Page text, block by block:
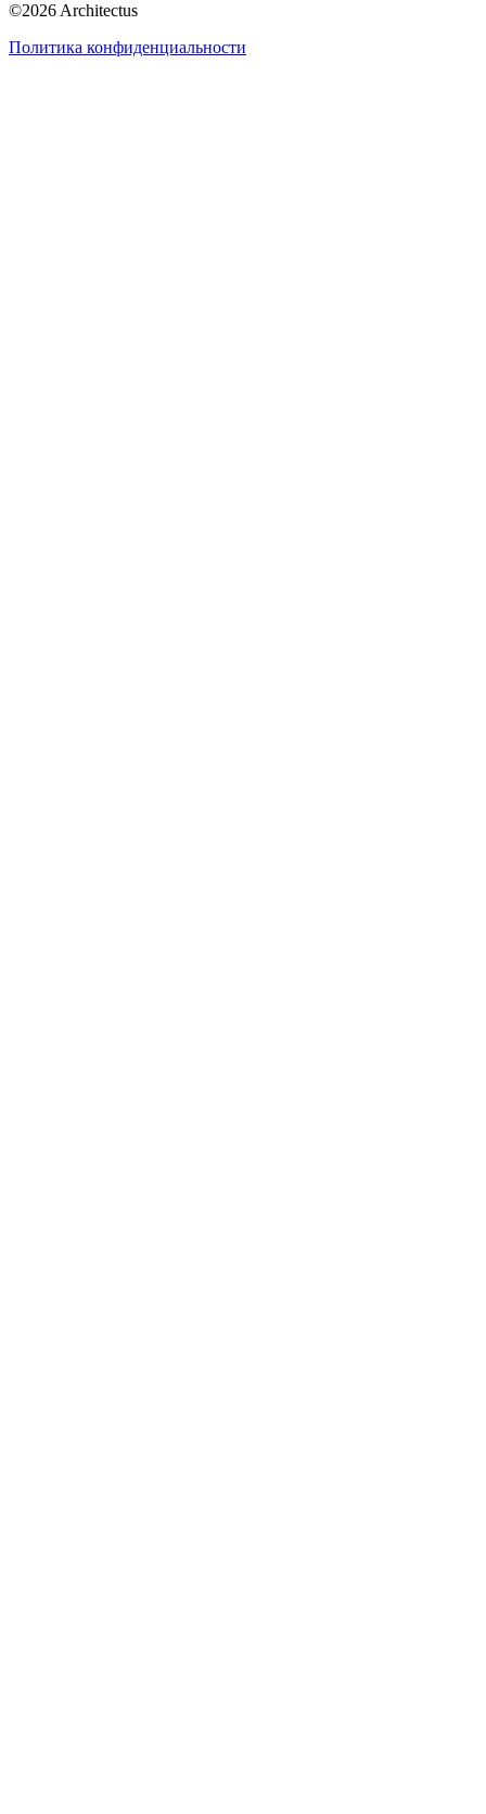
©2026 Architectus
Политика конфиденциальности